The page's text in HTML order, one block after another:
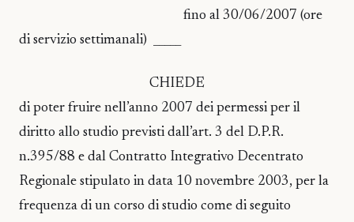
fino al 30/06/2007 (ore
di servizio settimanali) _____
CHIEDE
di poter fruire nell’anno 2007 dei permessi per il
diritto allo studio previsti dall’art. 3 del D.P.R.
n.395/88 e dal Contratto Integrativo Decentrato
Regionale stipulato in data 10 novembre 2003, per la
frequenza di un corso di studio come di seguito